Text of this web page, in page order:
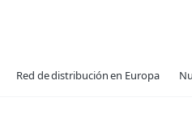
Red de distribución en Europa